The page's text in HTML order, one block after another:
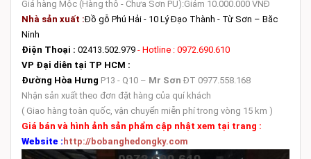
Giá hàng Mộc (Hàng thô - Chưa Sơn PU):Giảm 10.000.000 VNĐ
Nhà sản xuất :Đồ gỗ Phú Hải - 10 Lý Đạo Thành - Từ Sơn – Băc
Ninh
Điện Thoại : 02413.502.979 - Hotline : 0972.690.610
VP Đại diên tại TP HCM :
Đường Hòa Hưng P13 - Q10 – Mr Sơn ĐT 0977.558.168
Nhận sản xuất theo đơn đặt hàng của quí khách
( Giao hàng toàn quốc, vận chuyển miễn phí trong vòng 15 km )
Giá bán và hình ảnh sản phẩm cập nhật xem tại trang :
Website : http://bobanghedongky.com